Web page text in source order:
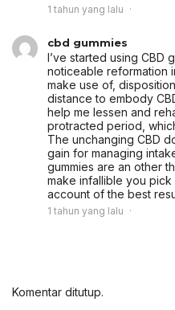
1 tahun yang lalu
cbd gummies
I’ve started using CBD
noticeable reformation
make use of,
distance to embody
help me lessen and
protracted period,
The unchanging CBD
gain for managing
gummies are an other
make infallible you
account of the best
1 tahun yang lalu
Komentar ditutup.